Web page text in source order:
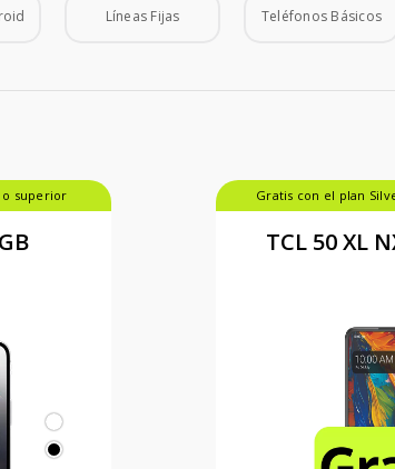
Líneas Fijas Teléfonos Básicos
o superior Gratis con el plan
TCL 50 XL